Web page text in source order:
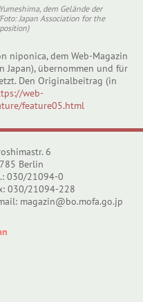
dem Gelände der
Japan Association for the
niponica, dem Web-Magazin
Japan), übernommen und für
Den Originalbeitrag (in
web-
feature05.html
6
Berlin
030/21094-0
030/21094-228
magazin@bo.mofa.go.jp